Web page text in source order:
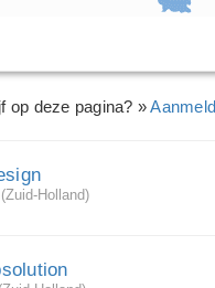
op deze pagina? »
Holland)